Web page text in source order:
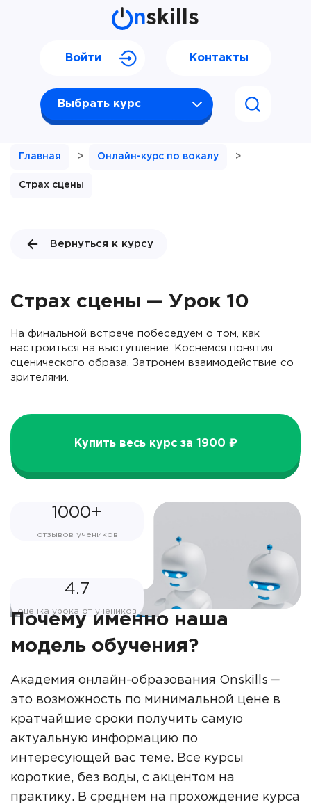
nskills
Выбрать курс
Войти Контакты
Главная > Онлайн-курс по вокалу >
Страх сцены
Вернуться к курсу
Страх сцены — Урок 10
На финальной встрече побеседуем о том, как
настроиться на выступление. Коснемся понятия
сценического образа. Затронем взаимодействие со
зрителями.
Купить весь курс за 1900 ₽
1000+
отзывов учеников
4.7
оценка урока от учеников
Почему именно наша
модель обучения?
Академия онлайн-образования Onskills ‒
это возможность по минимальной цене в
кратчайшие сроки получить самую
актуальную информацию по
интересующей вас теме. Все курсы
короткие, без воды, с акцентом на
практику. В среднем на прохождение курса